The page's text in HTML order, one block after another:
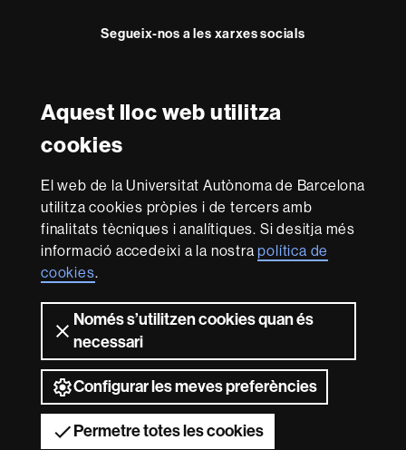
Aquest lloc web utilitza
cookies
El web de la Universitat Autònoma de Barcelona
utilitza cookies pròpies i de tercers amb
finalitats tècniques i analítiques. Si desitja més
informació accedeixi a la nostrapolítica de
cookies.
Només s’utilitzen cookies quan és
necessari
Configurar les meves preferències
Permetre totes les cookies
Segueix-nos a les xarxes socials
Reconeixement internacional de l'excel·lència
in
Research
-
Euraxess
Amb el finançament de
Sobre
aquest
web
Avís legal
web Accessibilitat web Mapa del web UAB
2026 Universitat Autònoma de Barcelona